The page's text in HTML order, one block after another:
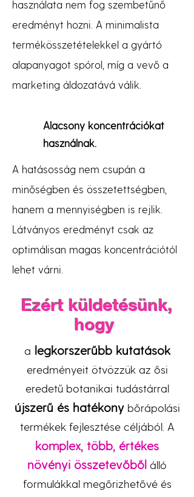
használata nem fog szembetűnő
eredményt hozni. A minimalista
termékösszetételekkel a gyártó
alapanyagot spórol, míg a vevő a
marketing áldozatává válik.
Alacsony koncentrációkat
használnak.
A hatásosság nem csupán a
minőségben és összetettségben,
hanem a mennyiségben is rejlik.
Látványos eredményt csak az
optimálisan magas koncentrációtól
lehet várni.
a legkorszerűbb kutatások
eredményeit ötvözzük az ősi
eredetű botanikai tudástárral
újszerű és hatékonybőrápolási
termékek fejlesztése céljából. A
komplex, több, értékes
növényi összetevőből álló
formulákkal megőrizhetővé és
Ezért küldetésünk,
hogy